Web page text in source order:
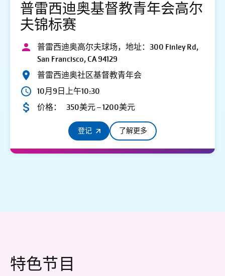
普雷西迪奥基督教青年会高尔
夫锦标赛
普雷西迪奥高尔夫球场，地址：300 Finley Rd,
San Francisco, CA 94129
普雷西迪奥社区基督教青年会
10月9日上午10:30
价格：
350美元 – 1200美元
登记 了解更多
特色节目